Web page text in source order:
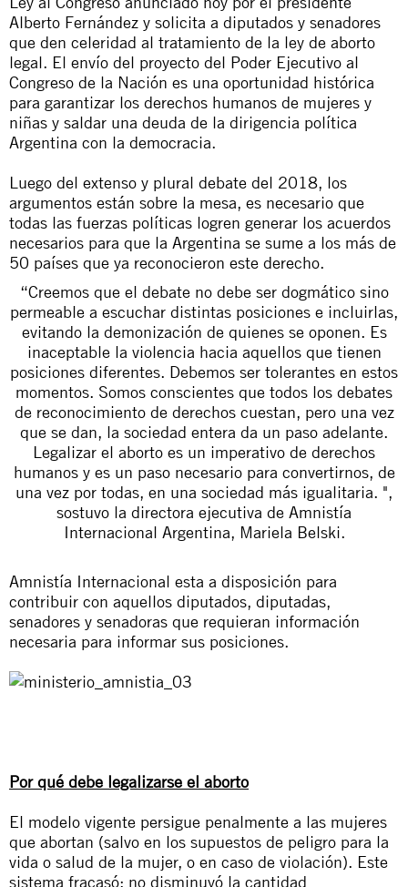
Alberto Fernández y solicita a diputados y senadores
que den celeridad al tratamiento de la ley de aborto
legal. El envío del proyecto del Poder Ejecutivo al
Congreso de la Nación es una oportunidad histórica
para garantizar los derechos humanos de mujeres y
niñas y saldar una deuda de la dirigencia política
Argentina con la democracia.
Luego del extenso y plural debate del 2018, los
argumentos están sobre la mesa, es necesario que
todas las fuerzas políticas logren generar los acuerdos
necesarios para que la Argentina se sume a los más de
50 países que ya reconocieron este derecho.
“Creemos que el debate no debe ser dogmático sino
permeable a escuchar distintas posiciones e incluirlas,
evitando la demonización de quienes se oponen. Es
inaceptable la violencia hacia aquellos que tienen
posiciones diferentes. Debemos ser tolerantes en estos
momentos. Somos conscientes que todos los debates
de reconocimiento de derechos cuestan, pero una vez
que se dan, la sociedad entera da un paso adelante.
Legalizar el aborto es un imperativo de derechos
humanos y es un paso necesario para convertirnos, de
una vez por todas, en una sociedad más igualitaria. ",
sostuvo la directora ejecutiva de Amnistía
Internacional Argentina, Mariela Belski.
Amnistía Internacional esta a disposición para
contribuir con aquellos diputados, diputadas,
senadores y senadoras que requieran información
necesaria para informar sus posiciones.
Por qué debe legalizarse el aborto
El modelo vigente persigue penalmente a las mujeres
que abortan (salvo en los supuestos de peligro para la
vida o salud de la mujer, o en caso de violación). Este
sistema fracasó: no disminuyó la cantidad